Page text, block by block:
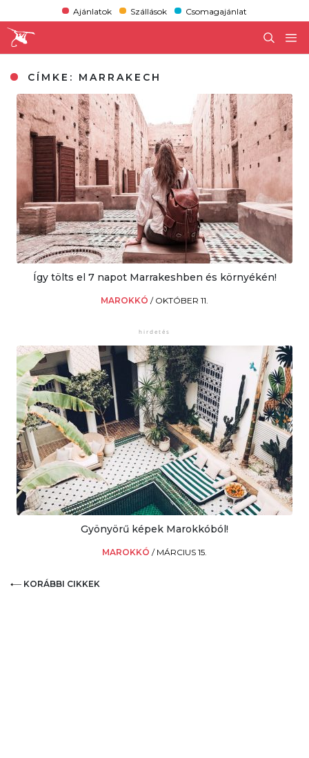
Ajánlatok Szállások Csomagajánlat
CÍMKE: MARRAKECH
Így tölts el 7 napot Marrakeshben és környékén!
MAROKKÓ / OKTÓBER 11.
Gyönyörű képek Marokkóból!
MAROKKÓ / MÁRCIUS 15.
KORÁBBI CIKKEK